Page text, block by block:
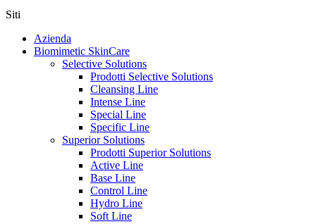
Siti
Azienda
Biomimetic SkinCare
Selective Solutions
Prodotti Selective Solutions
Cleansing Line
Intense Line
Special Line
Specific Line
Superior Solutions
Prodotti Superior Solutions
Active Line
Base Line
Control Line
Hydro Line
Soft Line